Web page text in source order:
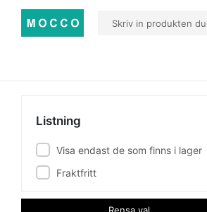
Listning
Visa endast de som finns i lager
Fraktfritt